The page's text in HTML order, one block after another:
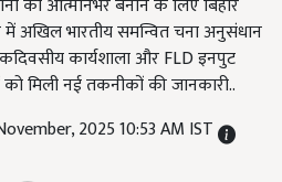
को आत्मनिर्भर बनाने के लिए बिहार
में अखिल भारतीय समन्वित चना अनुसंधान
कार्यशाला और FLD इनपुट
को मिली नई तकनीकों की जानकारी..
2025 10:53 AM IST